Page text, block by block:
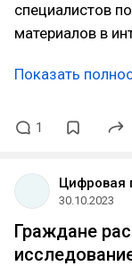
специалистов
материалов в
Показать
1
Цифровая
30.10.2023
Граждане